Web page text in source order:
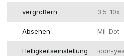
vergrößern 3.5-10x
Absehen Mil-Dot
Helligkeitseinstellung icon-yes